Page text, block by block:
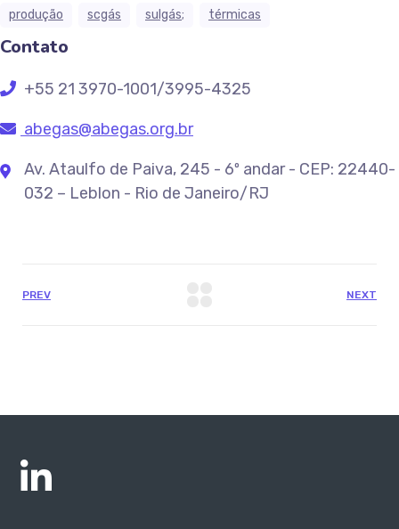
produção
scgás sulgás; térmicas
Contato
+55 21 3970-1001/3995-4325
abegas@abegas.org.br
Av. Ataulfo de Paiva, 245 - 6º andar - CEP: 22440-
032 – Leblon - Rio de Janeiro/RJ
PREV NEXT